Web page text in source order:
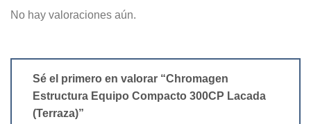
No hay valoraciones aún.
Sé el primero en valorar “Chromagen
Estructura Equipo Compacto 300CP Lacada
(Terraza)”